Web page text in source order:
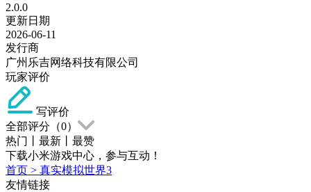
2.0.0
更新日期
2026-06-11
发行商
广州乐吉网络科技有限公司
玩家评价
写评价
全部评分（0）
热门
最新
最赞
下载小米游戏中心，参与互动！
首页 > 真实模拟世界3
友情链接